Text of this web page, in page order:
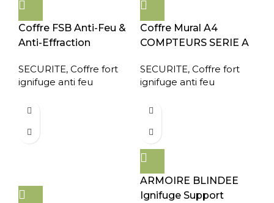
Coffre FSB Anti-Feu &
Anti-Effraction
SECURITE, Coffre fort
ignifuge anti feu
Coffre Mural A4
COMPTEURS SERIE A
SECURITE, Coffre fort
ignifuge anti feu
ARMOIRE BLINDEE
Ignifuge Support